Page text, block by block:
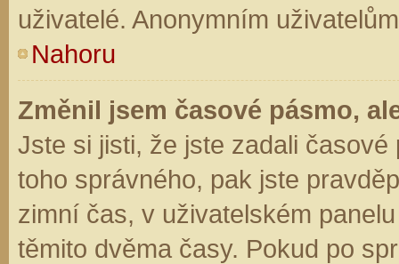
uživatelé. Anonymním
Nahoru
Změnil jsem časové pásmo,
Jste si jisti, že jste zadali
toho správného, pak jste
zimní čas, v uživatelském
těmito dvěma časy. Pokud po